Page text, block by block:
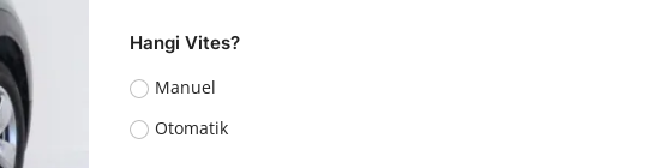
Hangi Vites?
Manuel
Otomatik